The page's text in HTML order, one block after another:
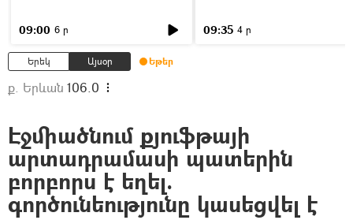
09:00 6 ր 09:35 4 ր
Երեկ Այսօր Եթեր
ք. Երևան 106.0
Էջմիածնում քյուֆթայի
արտադրամասի պատերին
բորբորս է եղել.
գործունեությունը կասեցվել է